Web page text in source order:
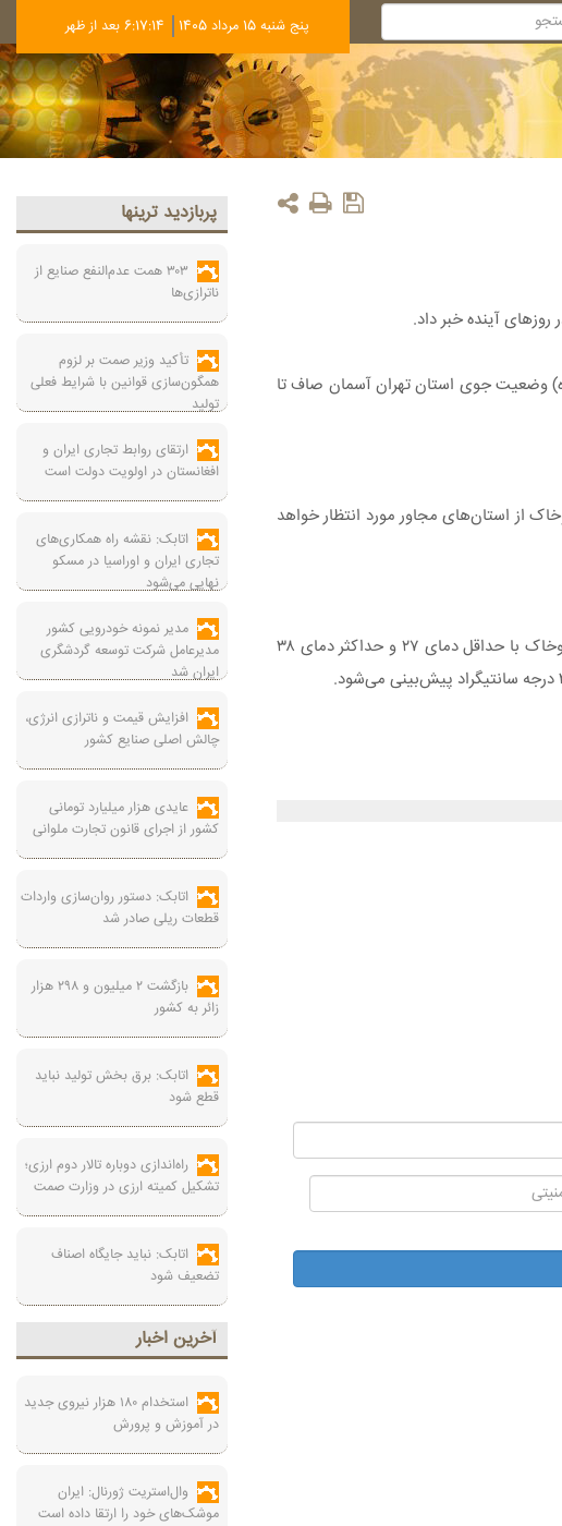
پنج شنبه 15 مرداد 1405 6:17:15 بعد از ظهر
آینده خبر داد.
واکاوی الگوهای همدیدی و بررسی نقشه‌های پیش‌یابی طی پنج روز آینده ( از امروز یکشنبه تا پنجشنبه ۱۲ تیرماه) وضعیت جوی استان تهران آسمان صاف تا
از استان‌های مجاور مورد انتظار خواهد
بر اساس اعلام اداره کل هواشناسی استان تهران، آسمان شهر تهران فردا (۹ تیرماه) صاف و وزش باد گاهی وزش باد شدید و احتمال گردوخاک با حداقل دمای ۲۷ و حداکثر دمای ۳۸
پربازديد ترينها
۳۰۳ همت عدم‌النفع صنایع از
ناترازی‌ها
تأکید وزیر صمت بر لزوم
همگون‌سازی قوانین با شرایط فعلی
تولید
ارتقای روابط تجاری ایران و
افغانستان در اولویت دولت است
اتابک: نقشه راه همکاری‌های
تجاری ایران و اوراسیا در مسکو
نهایی می‌شود
مدیر نمونه خودرویی کشور
مدیرعامل شرکت توسعه گردشگری
ایران شد
افزایش قیمت و ناترازی انرژی،
چالش اصلی صنایع کشور
عایدی هزار میلیارد تومانی
کشور از اجرای قانون تجارت ملوانی
اتابک: دستور روان‌سازی واردات
قطعات ریلی صادر شد
بازگشت ۲ میلیون و ۲۹۸ هزار
زائر به کشور
اتابک: برق بخش تولید نباید
قطع شود
راه‌اندازی دوباره تالار دوم ارزی؛
تشکیل کمیته ارزی در وزارت صمت
اتابک: نباید جایگاه اصناف
تضعیف شود
آخرين اخبار
استخدام ۱۸۰ هزار نیروی جدید
در آموزش‌ و پرورش
وال‌استریت ژورنال: ایران
موشک‌های خود را ارتقا داده است